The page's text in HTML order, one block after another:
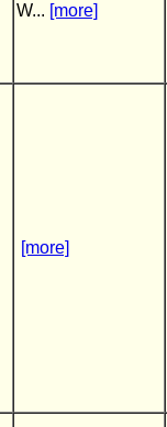
W... [more]
[more]